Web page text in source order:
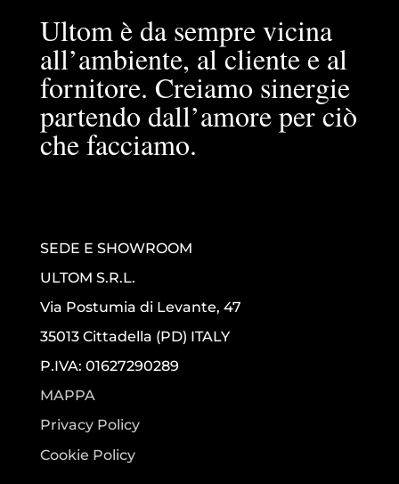
Ultom è da sempre vicina
all’ambiente, al cliente e al
fornitore. Creiamo sinergie
partendo dall’amore per ciò
che facciamo.
SEDE E SHOWROOM
ULTOM S.R.L.
Via Postumia di Levante, 47
35013 Cittadella (PD) ITALY
P.IVA: 01627290289
MAPPA
Privacy Policy
Cookie Policy